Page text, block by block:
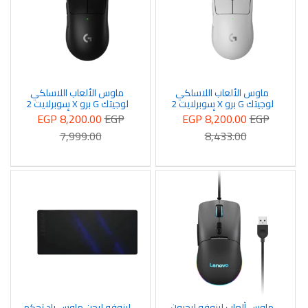
ماوس الألعاب اللاسلكي
لوجيتك G برو X سوبرلايت 2
006639
EGP 8,200.00EGP
8,433.00
ماوس الألعاب اللاسلكي
لوجيتك G برو X سوبرلايت 2
006631
EGP 8,200.00EGP
7,999.00